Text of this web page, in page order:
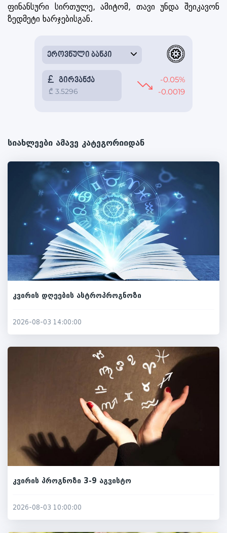
ფინანსური სირთულე, ამიტომ, თავი უნდა შეიკავონ
ზედმეტი ხარჯებისგან.
სიახლეები ამავე კატეგორიიდან
კვირის დღეების ასტროპროგნოზი
2026-08-03 14:00:00
კვირის პროგნოზი 3-9 აგვისტო
2026-08-03 10:00:00